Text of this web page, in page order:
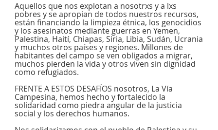
Aquellos que nos explotan a nosotrxs y a lxs
pobres y se apropian de todos nuestros recursos,
están financiando la limpieza étnica, los genocidios
y los asesinatos mediante guerras en Yemen,
Palestina, Haití, Chiapas, Siria, Libia, Sudán, Ucrania
y muchos otros países y regiones. Millones de
habitantes del campo se ven obligados a migrar,
muchos pierden la vida y otros viven sin dignidad
como refugiados.
FRENTE A ESTOS DESAFÍOS nosotros, La Vía
Campesina, hemos hecho y fortalecido la
solidaridad como piedra angular de la justicia
social y los derechos humanos.